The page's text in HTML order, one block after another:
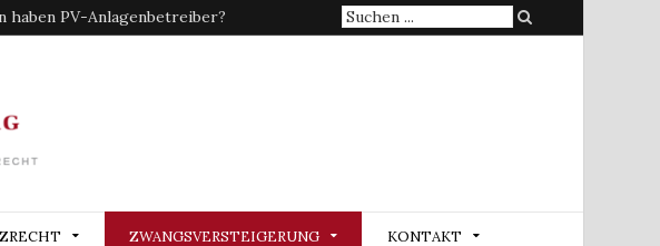
PV-Anlagenbetreiber?
Suche
ZWANGSVERSTEIGERUNG KONTAKT